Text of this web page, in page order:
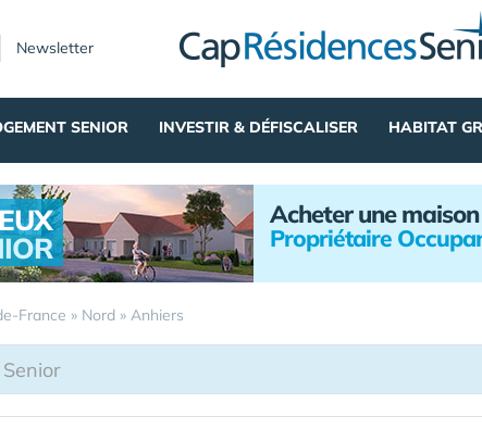
Newsletter
SENIOR INVESTIR & DÉFISCALISER HABITAT
Acheter une
Propriétaire
France » Nord » Anhiers